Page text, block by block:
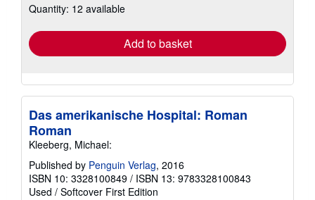
shipping
Quantity: 12 available
Add to basket
Das amerikanische Hospital: Roman
Roman
Kleeberg, Michael:
Published by Penguin Verlag, 2016
ISBN 10: 3328100849 / ISBN 13: 9783328100843
Used / Softcover First Edition